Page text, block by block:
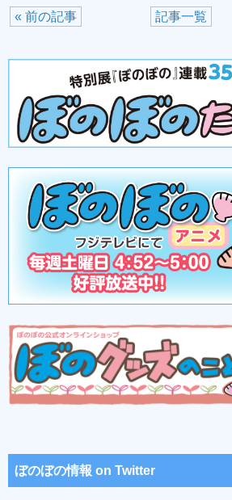
記事一覧
« 前の記事
ぼのぼの情報 on Twitter